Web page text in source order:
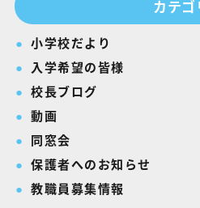
カテゴ
小学校だより
入学希望の皆様
校長ブログ
動画
同窓会
保護者へのお知らせ
教職員募集情報